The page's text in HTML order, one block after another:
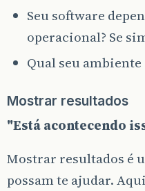
Seu software
operacional? Se
Qual seu
Mostrar resultados
"Está acontecendo
Mostrar resultados é
possam te ajudar.